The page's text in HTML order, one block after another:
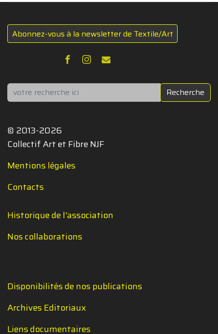
Abonnez-vous à la newsletter de Textile/Art
Rechercher Recherche
© 2013-2026
Collectif Art et Fibre NJF
Mentions légales
Contacts
Historique de l'association
Nos collaborations
Disponibilités de nos publications
Archives Editoriaux
Liens documentaires